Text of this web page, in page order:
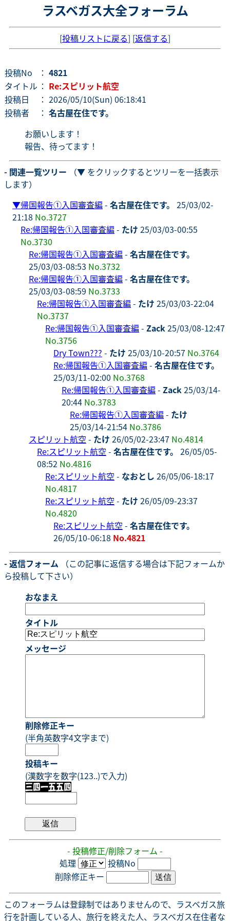
ラスベガス大全フォーラム
[投稿リストに戻る] [返信する]
投稿No ： 4821
タイトル ： Re:スピリット航空
投稿日
： 2026/05/10(Sun) 06:18:41
投稿者
： 名古屋在住です。
お願いします！
報告、待ってます！
- 関連一覧ツリー （▼ をクリックするとツリーを一括表示
します）
▼帰国報告①入国審査編 - 名古屋在住です。 25/03/02-
21:18 No.3727
Re:帰国報告①入国審査編 - たけ 25/03/03-00:55
No.3730
Re:帰国報告①入国審査編 - 名古屋在住です。
25/03/03-08:53 No.3732
Re:帰国報告①入国審査編 - 名古屋在住です。
25/03/03-08:59 No.3733
Re:帰国報告①入国審査編 - たけ 25/03/03-22:04
No.3737
Re:帰国報告①入国審査編 - Zack25/03/08-12:47
No.3756
Dry Town??? - たけ 25/03/10-20:57 No.3764
Re:帰国報告①入国審査編 - 名古屋在住です。
25/03/11-02:00 No.3768
Re:帰国報告①入国審査編 - Zack25/03/14-
20:44 No.3783
Re:帰国報告①入国審査編 - たけ
25/03/14-21:54 No.3786
スピリット航空 - たけ 26/05/02-23:47 No.4814
Re:スピリット航空 - 名古屋在住です。 26/05/05-
08:52 No.4816
Re:スピリット航空 - なおとし 26/05/06-18:17
No.4817
Re:スピリット航空 - たけ 26/05/09-23:37
No.4820
Re:スピリット航空 - 名古屋在住です。
26/05/10-06:18 No.4821
- 返信フォーム （この記事に返信する場合は下記フォームか
ら投稿して下さい）
おなまえ
タイトル
メッセージ
削除修正キー
(半角英数字4文字まで)
投稿キー
(漢数字を数字(123..)で入力)
- 投稿修正/削除フォーム -
処理
投稿No
削除修正キー
このフォーラムは登録制ではありませんので、ラスベガス旅
行を計画している人、旅行を終えた人、ラスベガス在住者な